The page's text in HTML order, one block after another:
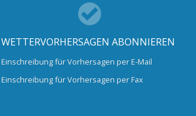
WETTERVORHERSAGEN ABONNIEREN
Einschreibung für Vorhersagen per E-Mail
Einschreibung für Vorhersagen per Fax